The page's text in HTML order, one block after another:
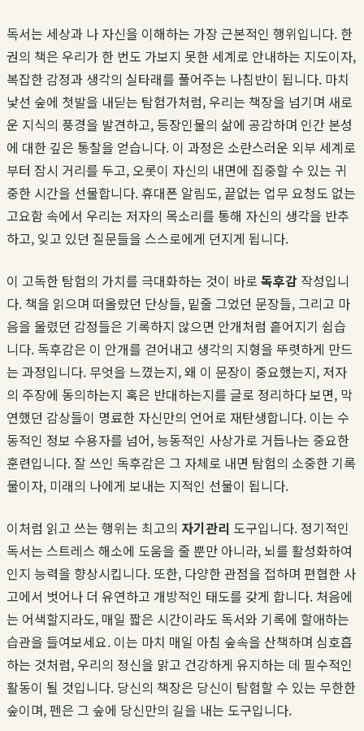
독서는 세상과 나 자신을 이해하는 가장 근본적인 행위입니다. 한
권의 책은 우리가 한 번도 가보지 못한 세계로 안내하는 지도이자,
복잡한 감정과 생각의 실타래를 풀어주는 나침반이 됩니다. 마치
낯선 숲에 첫발을 내딛는 탐험가처럼, 우리는 책장을 넘기며 새로
운 지식의 풍경을 발견하고, 등장인물의 삶에 공감하며 인간 본성
에 대한 깊은 통찰을 얻습니다. 이 과정은 소란스러운 외부 세계로
부터 잠시 거리를 두고, 오롯이 자신의 내면에 집중할 수 있는 귀
중한 시간을 선물합니다. 휴대폰 알림도, 끝없는 업무 요청도 없는
고요함 속에서 우리는 저자의 목소리를 통해 자신의 생각을 반추
하고, 잊고 있던 질문들을 스스로에게 던지게 됩니다.
이 고독한 탐험의 가치를 극대화하는 것이 바로 독후감 작성입니
다. 책을 읽으며 떠올랐던 단상들, 밑줄 그었던 문장들, 그리고 마
음을 울렸던 감정들은 기록하지 않으면 안개처럼 흩어지기 쉽습
니다. 독후감은 이 안개를 걷어내고 생각의 지형을 뚜렷하게 만드
는 과정입니다. 무엇을 느꼈는지, 왜 이 문장이 중요했는지, 저자
의 주장에 동의하는지 혹은 반대하는지를 글로 정리하다 보면, 막
연했던 감상들이 명료한 자신만의 언어로 재탄생합니다. 이는 수
동적인 정보 수용자를 넘어, 능동적인 사상가로 거듭나는 중요한
훈련입니다. 잘 쓰인 독후감은 그 자체로 내면 탐험의 소중한 기록
물이자, 미래의 나에게 보내는 지적인 선물이 됩니다.
이처럼 읽고 쓰는 행위는 최고의 자기관리 도구입니다. 정기적인
독서는 스트레스 해소에 도움을 줄 뿐만 아니라, 뇌를 활성화하여
인지 능력을 향상시킵니다. 또한, 다양한 관점을 접하며 편협한 사
고에서 벗어나 더 유연하고 개방적인 태도를 갖게 합니다. 처음에
는 어색할지라도, 매일 짧은 시간이라도 독서와 기록에 할애하는
습관을 들여보세요. 이는 마치 매일 아침 숲속을 산책하며 심호흡
하는 것처럼, 우리의 정신을 맑고 건강하게 유지하는 데 필수적인
활동이 될 것입니다. 당신의 책장은 당신이 탐험할 수 있는 무한한
숲이며, 펜은 그 숲에 당신만의 길을 내는 도구입니다.